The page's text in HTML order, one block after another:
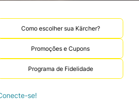
se!
Como escolher sua Kärcher?
Promoções e Cupons
Programa de Fidelidade